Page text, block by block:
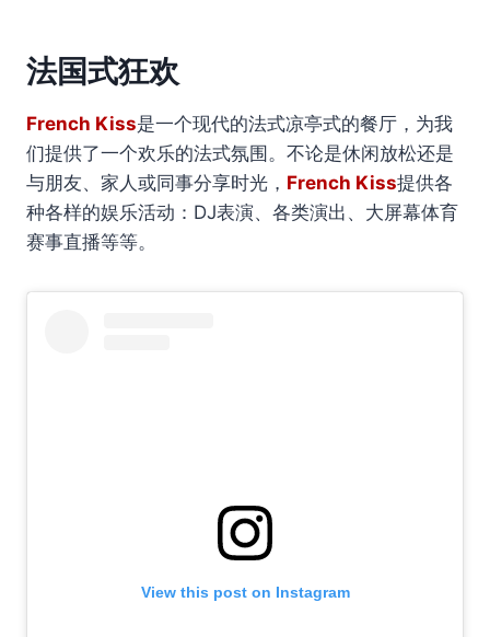
法国式狂欢
French Kiss是一个现代的法式凉亭式的餐厅，为我
们提供了一个欢乐的法式氛围。不论是休闲放松还是
与朋友、家人或同事分享时光， French Kiss提供各
种各样的娱乐活动：DJ表演、各类演出、大屏幕体育
赛事直播等等。
View this post on Instagram